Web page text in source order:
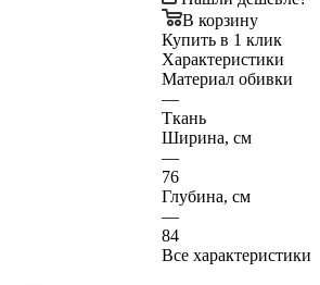
В корзину
Купить в 1 клик
Характеристики
Материал обивки
—
Ткань
Ширина, см
—
76
Глубина, см
—
84
Все характеристики